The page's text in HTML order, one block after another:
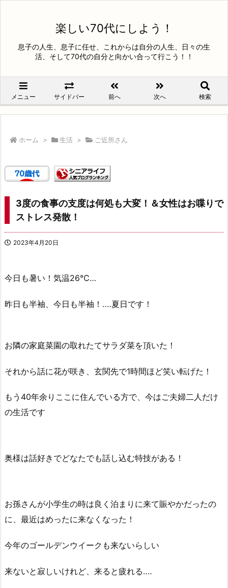
楽しい70代にしよう！
息子の人生、息子に任せ、これからは自分の人生、日々の生
活、そして70代の自分と向かい合って行こう！！
メニュー サイドバー 前へ 次へ 検索
ホーム > 生活 > ご近所さん
3度の食事の支度は何処も大変！＆女性はお喋りで
ストレス発散！
2023年4月20日
今日も暑い！気温26℃…
昨日も半袖、今日も半袖！‥‥夏日です！
お隣の家庭菜園の取れたてサラダ菜を頂いた！
それから話に花が咲き、玄関先で1時間ほど笑い転げた！
もう40年余りここに住んでいる方で、今はご夫婦二人だけ
の生活です
奥様は話好きでどなたでも話し込む特技がある！
お孫さんが小学生の時は良く泊まりに来て賑やかだったの
に、最近はめったに来なくなった！
今年のゴールデンウイークも来ないらしい
来ないと寂しいけれど、来ると疲れる‥‥